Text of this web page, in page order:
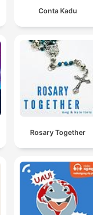
Conta Kadu
Rosary Together